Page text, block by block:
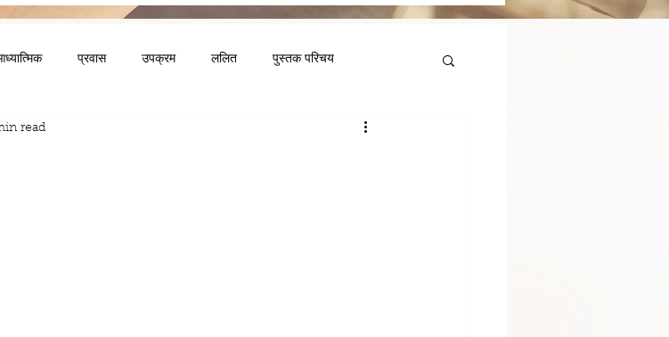
प्रवास उपक्रम ललित पुस्तक परिचय
read